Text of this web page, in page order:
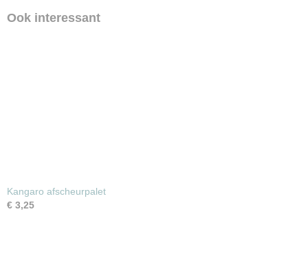
Ook interessant
Kangaro afscheurpalet
€ 3,25